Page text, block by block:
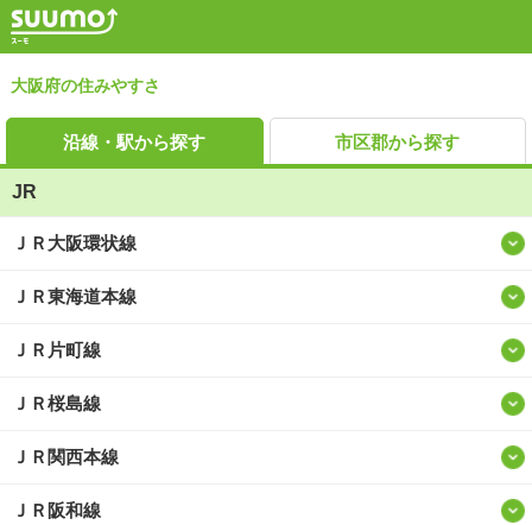
大阪府の住みやすさ
沿線・駅から探す 市区郡から探す
JR
ＪＲ大阪環状線
ＪＲ東海道本線
ＪＲ片町線
ＪＲ桜島線
ＪＲ関西本線
ＪＲ阪和線